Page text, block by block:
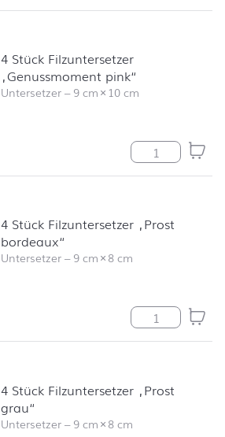
4 Stück Filzuntersetzer
„Genussmoment pink“
Untersetzer–9 cm× 10 cm
4 Stück
4 Stück Filzuntersetzer „Prost
bordeaux“
Untersetzer–9 cm×8 cm
4 Stück
4 Stück Filzuntersetzer „Prost
grau“
Untersetzer–9 cm×8 cm